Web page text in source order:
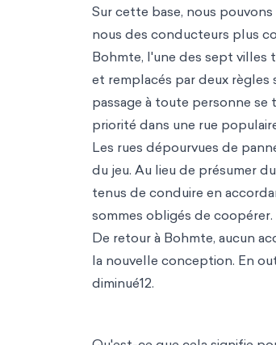
Sur cette base, nous
nous des conducteurs plus
Bohmte, l'une des sept villes
et remplacés par deux règles
passage à toute personne se
priorité dans une rue
Les rues dépourvues de
du jeu. Au lieu de présumer
tenus de conduire en
sommes obligés de coopérer.
De retour à Bohmte, aucun
la nouvelle conception. En
diminué12.